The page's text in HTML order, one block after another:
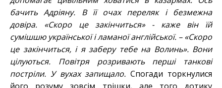
бачить Адріяну. В її очах переляк і безмежна
довіра. «Скоро це закінчиться» - каже він їй
сумішшю української і ламаної англійської. – «Скоро
це закінчиться, і я заберу тебе на Волинь». Вони
цілуються. Повітря розривають перші танкові
постріли. У вухах запищало.Спогади торкнулися